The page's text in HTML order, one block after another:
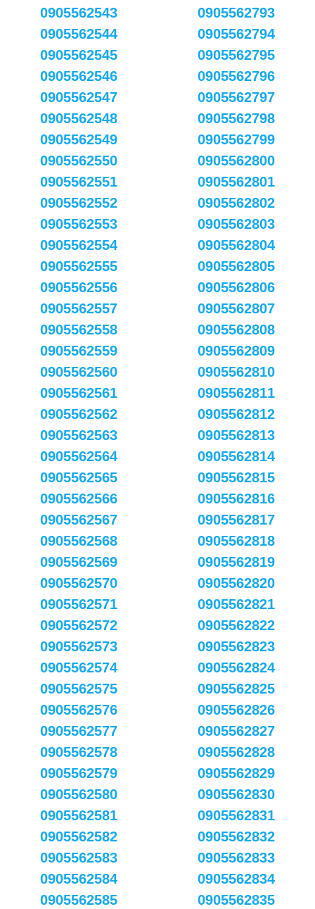
0905562543
0905562544
0905562545
0905562546
0905562547
0905562548
0905562549
0905562550
0905562551
0905562552
0905562553
0905562554
0905562555
0905562556
0905562557
0905562558
0905562559
0905562560
0905562561
0905562562
0905562563
0905562564
0905562565
0905562566
0905562567
0905562568
0905562569
0905562570
0905562571
0905562572
0905562573
0905562574
0905562575
0905562576
0905562577
0905562578
0905562579
0905562580
0905562581
0905562582
0905562583
0905562584
0905562585
0905562793
0905562794
0905562795
0905562796
0905562797
0905562798
0905562799
0905562800
0905562801
0905562802
0905562803
0905562804
0905562805
0905562806
0905562807
0905562808
0905562809
0905562810
0905562811
0905562812
0905562813
0905562814
0905562815
0905562816
0905562817
0905562818
0905562819
0905562820
0905562821
0905562822
0905562823
0905562824
0905562825
0905562826
0905562827
0905562828
0905562829
0905562830
0905562831
0905562832
0905562833
0905562834
0905562835